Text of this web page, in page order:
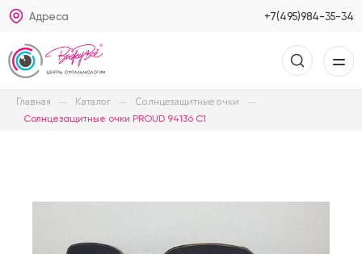
Адреса +7(495)984-35-34
Главная Каталог Солнцезащитные очки
Солнцезащитные очки PROUD 94136 С1